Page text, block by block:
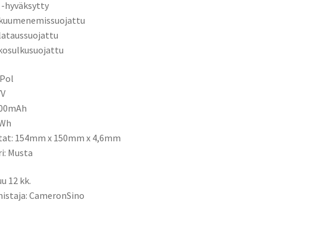
-hyväksytty
154mm x 150mm x 4,6mm
Musta
12 kk.
CameronSino